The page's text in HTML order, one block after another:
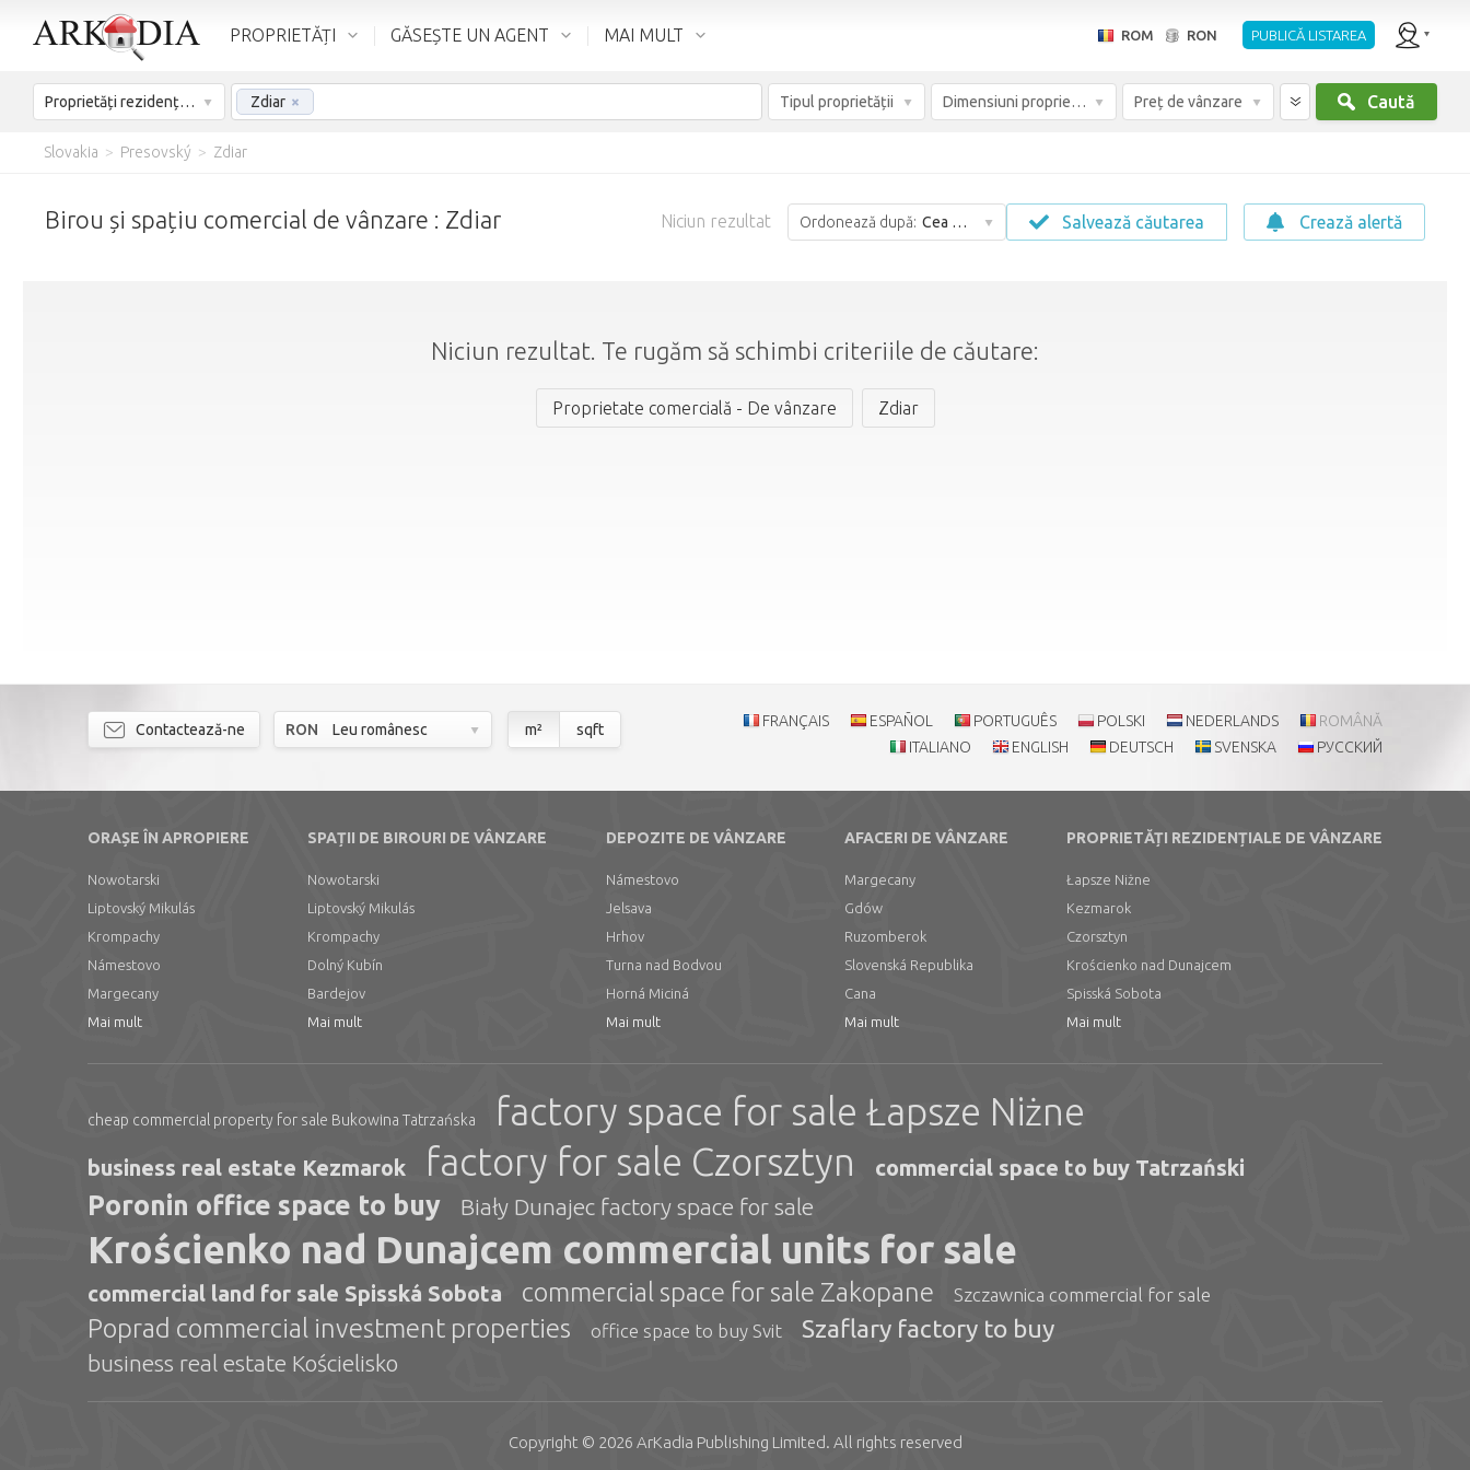
PROPRIETĂȚI GĂSEȘTE UN AGENT MAI MULT ROM RON PUBLICĂ LISTAREA
Proprietăți rezidențiale - De vânzare Zdiar × Tipul proprietății Dimensiuni proprietate Preț de vânzare Caută
Slovakia > Presovský > Zdiar
Birou și spațiu comercial de vânzare : Zdiar Niciun rezultat Ordonează după: Cea mai bună potrivire Salvează căutarea Crează alertă
Niciun rezultat. Te rugăm să schimbi criteriile de căutare:
Proprietate comercială - De vânzare Zdiar
Contactează-ne RON Leu românesc m² sqft FRANÇAIS ESPAÑOL PORTUGUÊS POLSKI NEDERLANDS
ROMÂNĂ
ITALIANO
ENGLISH DEUTSCH SVENSKA РУССКИЙ
ORAȘE ÎN APROPIERE
Nowotarski
Liptovský Mikulás
Krompachy
Námestovo
Margecany
Mai mult
SPAȚII DE BIROURI DE VÂNZARE
Nowotarski
Liptovský Mikulás
Krompachy
Dolný Kubín
Bardejov
Mai mult
DEPOZITE DE VÂNZARE
Námestovo
Jelsava
Hrhov
Turna nad Bodvou
Horná Miciná
Mai mult
AFACERI DE VÂNZARE
Margecany
Gdów
Ruzomberok
Slovenská Republika
Cana
Mai mult
PROPRIETĂȚI REZIDENȚIALE DE VÂNZARE
Łapsze Niżne
Kezmarok
Czorsztyn
Krościenko nad Dunajcem
Spisská Sobota
Mai mult
cheap commercial property for sale Bukowina Tatrzańska factory space for sale Łapsze Niżne
business real estate Kezmarok factory for sale Czorsztyn commercial space to buy Tatrzański
Poronin office space to buy Biały Dunajec factory space for sale
Krościenko nad Dunajcem commercial units for sale
commercial land for sale Spisská Sobota commercial space for sale Zakopane Szczawnica commercial for sale
Poprad commercial investment properties office space to buy Svit Szaflary factory to buy
business real estate Kościelisko
Copyright © 2026 ArKadia Publishing Limited. All rights reserved